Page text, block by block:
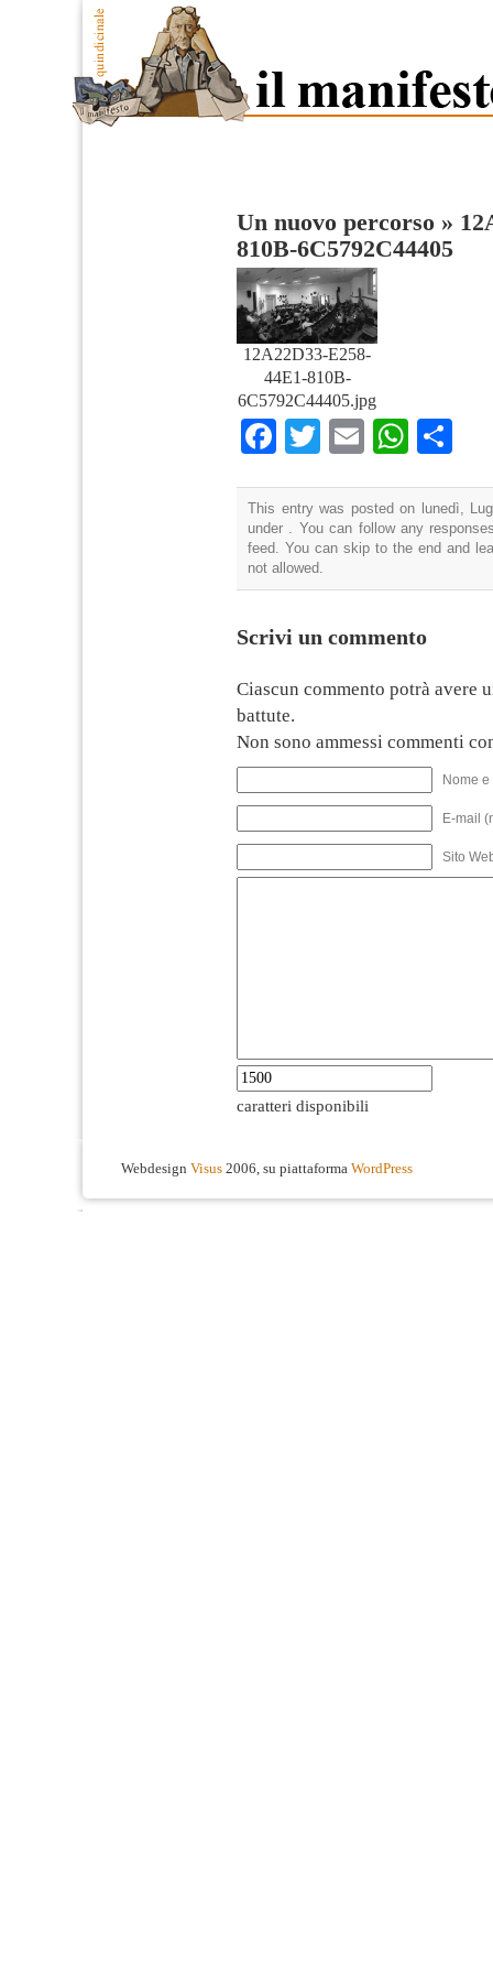
Un nuovo percorso »
810B-6C5792C44405
12A22D33-E258-
44E1-810B-
6C5792C44405.jpg
Facebook
TwitterEmail
This entry was posted on lunedì,
under . You can follow any
feed. You can skip to the end and
not allowed.
Scrivi un commento
Ciascun commento potrà avere
battute.
Non sono ammessi commenti
Nome
E-mail
Sito
caratteri disponibili
Webdesign Visus 2006, su piattaforma WordPress